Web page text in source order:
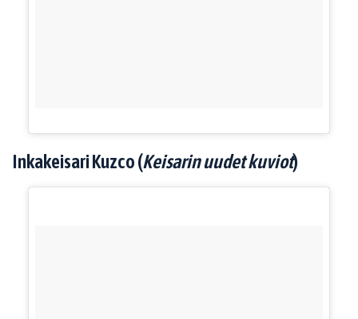
Inkakeisari Kuzco (Keisarin uudet kuviot)